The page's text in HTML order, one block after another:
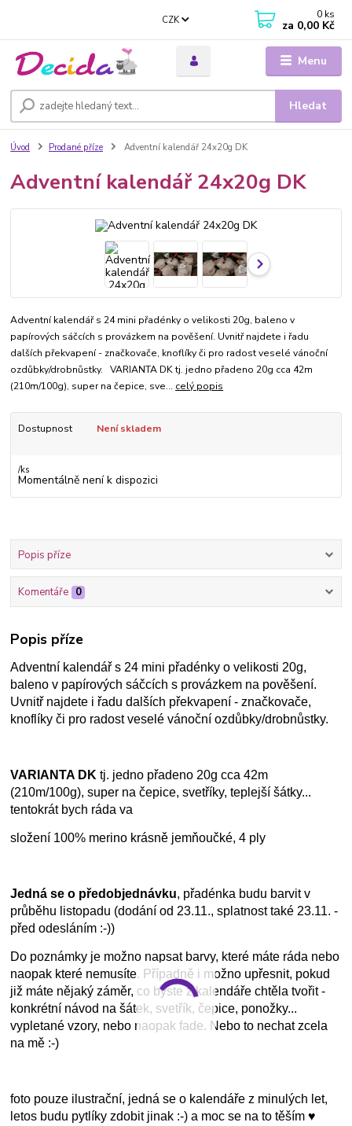
Menu
CZK
Hledat
0 ks
za 0,00 Kč
Úvod Prodané příze Adventní kalendář 24x20g DK
Adventní kalendář 24x20g DK
Adventní kalendář s 24 mini přadénky o velikosti 20g, baleno v
papírových sáčcích s provázkem na pověšení. Uvnitř najdete i řadu
dalších překvapení - značkovače, knoflíky či pro radost veselé vánoční
ozdůbky/drobnůstky. VARIANTA DK tj. jedno přadeno 20g cca 42m
(210m/100g), super na čepice, sve... celý popis
Dostupnost Není skladem
/ks
Momentálně není k dispozici
Popis příze
Komentáře 0
Popis příze
Adventní kalendář s 24 mini přadénky o velikosti 20g,
baleno v papírových sáčcích s provázkem na pověšení.
Uvnitř najdete i řadu dalších překvapení - značkovače,
knoflíky či pro radost veselé vánoční ozdůbky/drobnůstky.
VARIANTA DKtj. jedno přadeno 20g cca 42m
(210m/100g), super na čepice, svetříky, teplejší šátky...
tentokrát bych ráda va
složení 100% merino krásně jemňoučké, 4 ply
Jedná se o předobjednávku, přadénka budu barvit v
průběhu listopadu (dodání od 23.11., splatnost také 23.11. -
před odesláním :-))
Do poznámky je možno napsat barvy, které máte ráda nebo
naopak které nemusíte. Případně i možno upřesnit, pokud
již máte nějaký záměr, co byste z kalendáře chtěla tvořit -
konkrétní návod na šátek, svetřík, čepice, ponožky...
vypletané vzory, nebo naopak fade. Nebo to nechat zcela
na mě :-)
foto pouze ilustrační, jedná se o kalendáře z minulých let,
letos budu pytlíky zdobit jinak :-) a moc se na to těším ♥